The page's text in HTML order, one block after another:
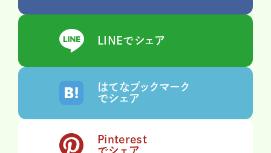
LINEでシェア
はてなブックマーク
でシェア
Pinterest
でシェア